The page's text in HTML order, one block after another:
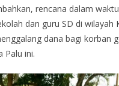
rencana dalam
dan guru SD di wilayah
dana bagi korban
Palu ini.